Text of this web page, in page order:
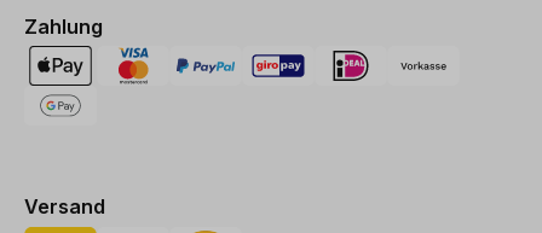
Zahlung
Versand